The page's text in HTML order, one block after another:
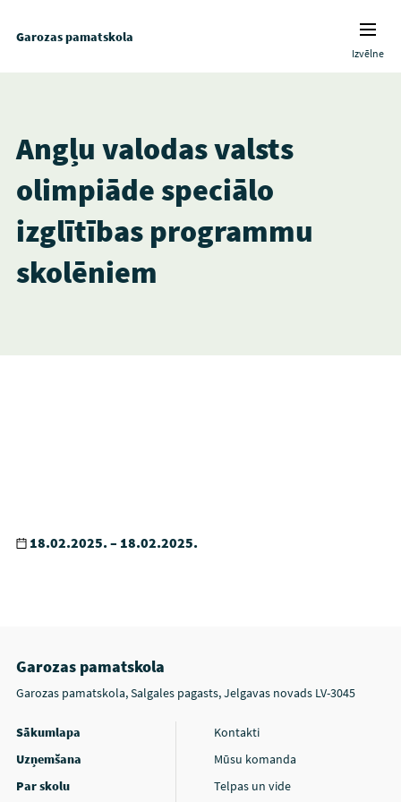
Garozas pamatskola
Izvēlne
Angļu valodas valsts
olimpiāde speciālo
izglītības programmu
skolēniem
18.02.2025. – 18.02.2025.
Garozas pamatskola
Garozas pamatskola, Salgales pagasts, Jelgavas novads LV-3045
Sākumlapa
Uzņemšana
Par skolu
Kontakti
Mūsu komanda
Telpas un vide